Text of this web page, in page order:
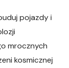
pojazdy i
mrocznych
kosmicznej